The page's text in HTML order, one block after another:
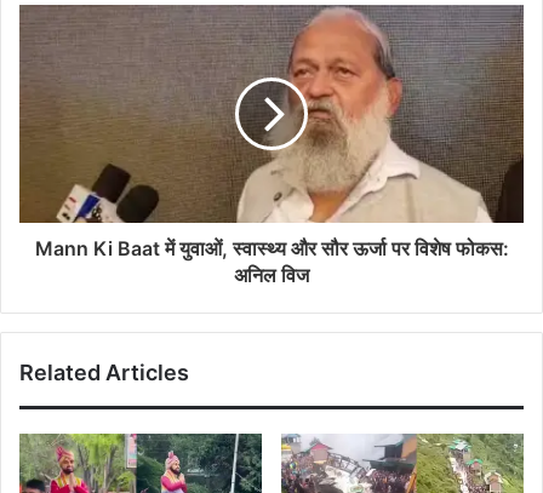
Mann Ki Baat में युवाओं, स्वास्थ्य और सौर ऊर्जा पर विशेष फोकस:
अनिल विज
Related Articles